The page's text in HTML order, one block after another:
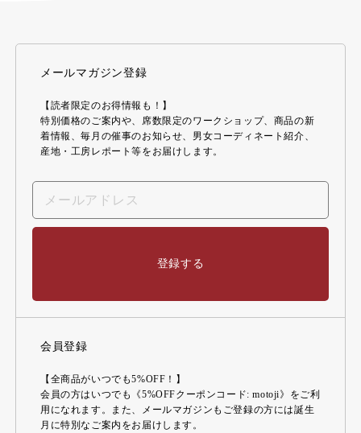
メールマガジン登録
【読者限定のお得情報も！】
特別価格のご案内や、席数限定のワークショップ、商品の新
着情報、毎月の催事のお知らせ、男女コーディネート紹介、
産地・工房レポート等をお届けします。
登録する
会員登録
【全商品がいつでも5%OFF！】
会員の方はいつでも《5%OFFクーポンコード: motoji》をご利
用になれます。また、メールマガジンもご登録の方には誕生
月に特別なご案内をお届けします。